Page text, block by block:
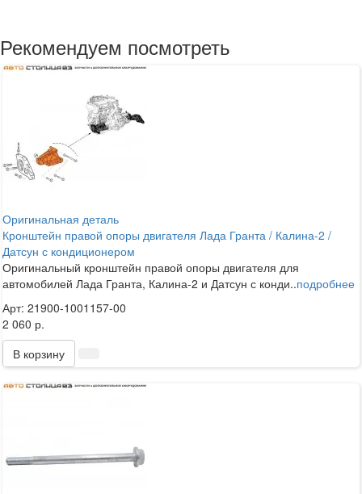
Рекомендуем посмотреть
Оригинальная деталь
Кронштейн правой опоры двигателя Лада Гранта / Калина-2 /
Датсун с кондиционером
Оригинальный кронштейн правой опоры двигателя для
автомобилей Лада Гранта, Калина-2 и Датсун с конди..подробнее
Арт: 21900-1001157-00
2 060 р.
В корзину